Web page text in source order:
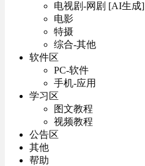
电视剧-网剧 [AI生成]
电影
特摄
综合-其他
软件区
PC-软件
手机-应用
学习区
图文教程
视频教程
公告区
其他
帮助